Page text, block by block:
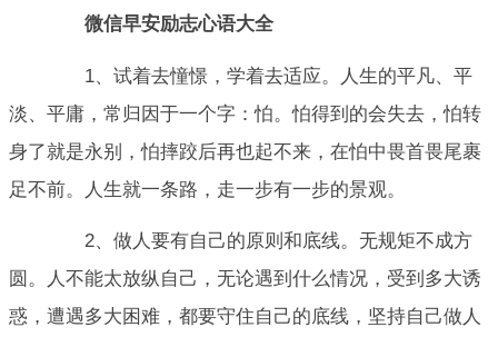
微信早安励志心语大全
1、试着去憧憬，学着去适应。人生的平凡、平
淡、平庸，常归因于一个字：怕。怕得到的会失去，怕转
身了就是永别，怕摔跤后再也起不来，在怕中畏首畏尾裹
足不前。人生就一条路，走一步有一步的景观。
2、做人要有自己的原则和底线。无规矩不成方
圆。人不能太放纵自己，无论遇到什么情况，受到多大诱
惑，遭遇多大困难，都要守住自己的底线，坚持自己做人